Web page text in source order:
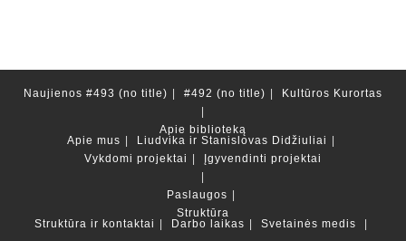
Naujienos #493 (no title) #492 (no title) Kultūros Kurortas
Apie biblioteką
Apie mus
Liudvika ir Stanislovas Didžiuliai
Vykdomi projektai
Įgyvendinti projektai
Paslaugos
Struktūra
Struktūra ir kontaktai
Darbo laikas
Svetainės medis